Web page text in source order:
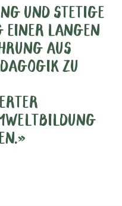
UND STETIGE
EINER LANGEN
AUS
ZU